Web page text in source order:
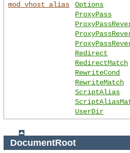
mod_vhost_alias
Options
ProxyPass
Redirect
RedirectMatch
RewriteCond
RewriteMatch
ScriptAlias
UserDir
DocumentRoot